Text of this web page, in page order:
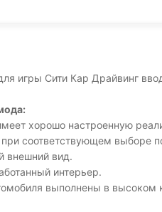
игры Сити Кар Драйвинг
хорошо настроенную
соответствующем выборе
внешний вид.
интерьер.
выполнены в высоком